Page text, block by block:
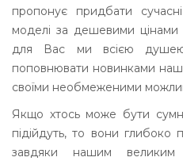
пропонує придбати
моделі за дешевими
для Вас ми всією душею,
поповнювати новинками
своїми необмеженими
Якщо хтось може бути
підійдуть, то вони глибоко
завдяки нашим великим